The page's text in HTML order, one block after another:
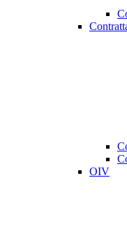
OIV